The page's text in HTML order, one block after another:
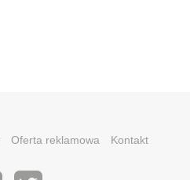
Oferta reklamowa Kontakt